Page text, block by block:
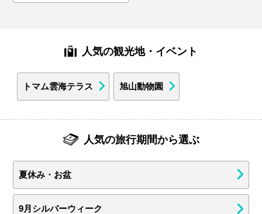
人気の観光地・イベント
トマム雲海テラス 旭山動物園
人気の旅行期間から選ぶ
夏休み・お盆
9月シルバーウィーク